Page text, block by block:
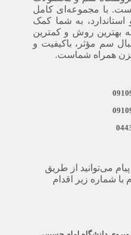
با مجموعه‌ای کامل
به شما کمک
بهترین روش و کمترین
سم مؤثر، باکیفیت و
همراه شماست.
می‌توانید از طریق
با شماره زیر اقدام